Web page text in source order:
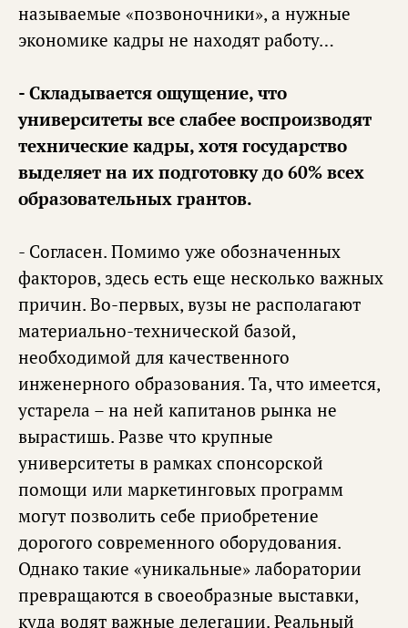
называемые «позвоночники», а нужные
экономике кадры не находят работу…
- Складывается ощущение, что
университеты все слабее воспроизводят
технические кадры, хотя государство
выделяет на их подготовку до 60% всех
образовательных грантов.
- Согласен. Помимо уже обозначенных
факторов, здесь есть еще несколько важных
причин. Во-первых, вузы не располагают
материально-технической базой,
необходимой для качественного
инженерного образования. Та, что имеется,
устарела – на ней капитанов рынка не
вырастишь. Разве что крупные
университеты в рамках спонсорской
помощи или маркетинговых программ
могут позволить себе приобретение
дорогого современного оборудования.
Однако такие «уникальные» лаборатории
превращаются в своеобразные выставки,
куда водят важные делегации. Реальный